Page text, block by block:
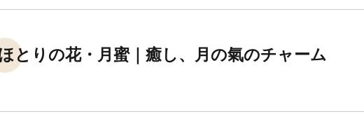
とりの花・月蜜｜癒し、月の氣のチャーム